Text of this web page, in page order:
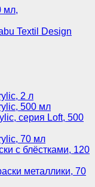
мл,
Textil Design
2 л
500 мл
серия Loft, 500
70 мл
с блёстками, 120
металлики, 70